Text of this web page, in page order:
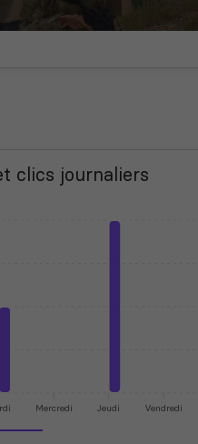
clics journaliers
Mercredi Jeudi Vendredi